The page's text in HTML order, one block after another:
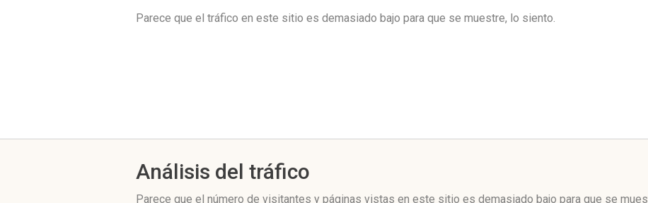
Parece que el tráfico en este sitio es demasiado bajo para que se muestre, lo siento.
Análisis del tráfico
Parece que el número de visitantes y páginas vistas en este sitio es demasiado bajo para que se